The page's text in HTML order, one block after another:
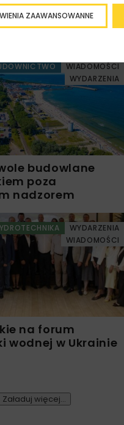
WIADOMOŚCI
WYDARZENIA
budowlane
poza
nadzorem
WYDARZENIA
WIADOMOŚCI
na forum
wodnej w Ukrainie
Załaduj więcej...
ZAAWANSOWANNE